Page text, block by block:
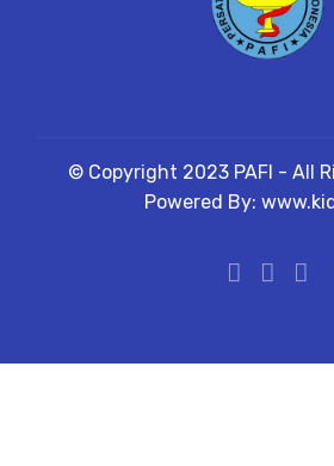
© Copyright 2023 PAFI - All
Powered By: